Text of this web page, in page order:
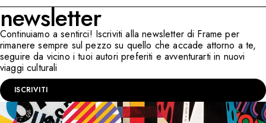
newsletter
Continuiamo a sentirci! Iscriviti alla newsletter di Frame per
rimanere sempre sul pezzo su quello che accade attorno a te,
seguire da vicino i tuoi autori preferiti e avventurarti in nuovi
viaggi culturali
ISCRIVITI